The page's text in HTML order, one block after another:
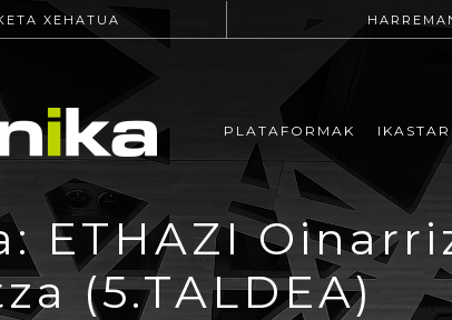
XEHATUA
PLATAFORMAK
ETHAZI
(5.TALDEA)